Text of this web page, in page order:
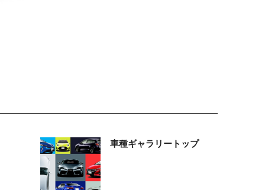
車種ギャラリートップ